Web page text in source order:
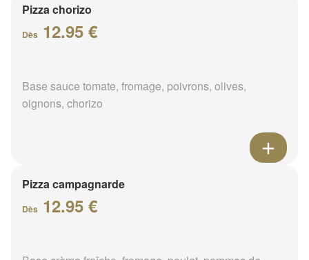
Pizza chorizo
Dès 12.95 €
Base sauce tomate, fromage, poivrons, olives,
oignons, chorizo
Pizza campagnarde
Dès 12.95 €